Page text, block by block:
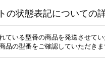
の状態表記についての
ている型番の商品を発送させて
品の型番をご確認していただきま